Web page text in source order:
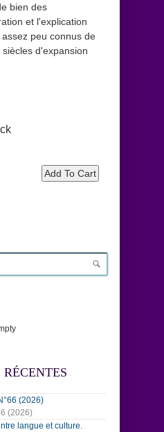
bien des
et l'explication
peu connus de
d'expansion
(2026)